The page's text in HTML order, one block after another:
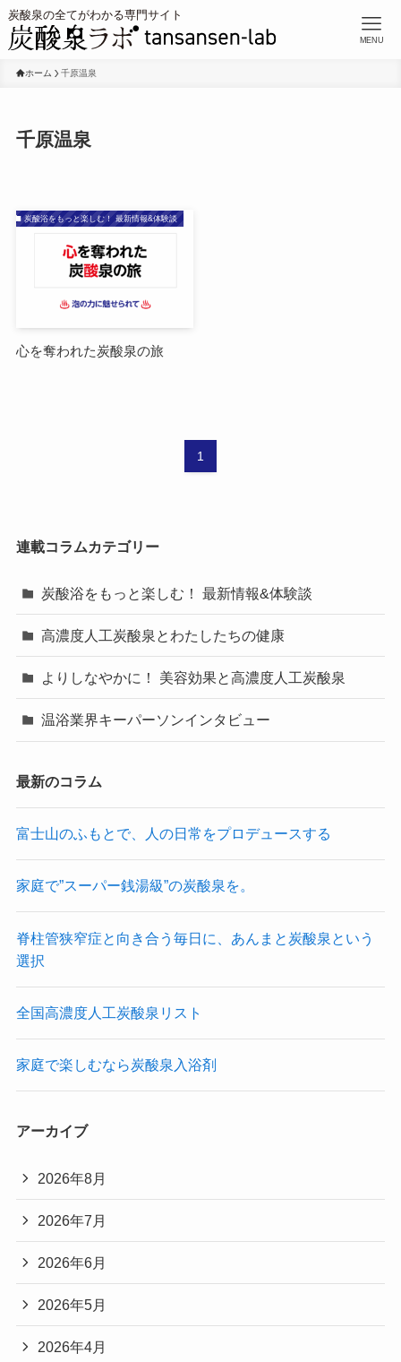
MENU
ホーム 千原温泉
千原温泉
炭酸浴をもっと楽しむ！ 最新情報&体験談
心を奪われた炭酸泉の旅
1
連載コラムカテゴリー
炭酸浴をもっと楽しむ！ 最新情報&体験談
高濃度人工炭酸泉とわたしたちの健康
よりしなやかに！ 美容効果と高濃度人工炭酸泉
温浴業界キーパーソンインタビュー
最新のコラム
富士山のふもとで、人の日常をプロデュースする
家庭で”スーパー銭湯級”の炭酸泉を。
脊柱管狭窄症と向き合う毎日に、あんまと炭酸泉という
選択
全国高濃度人工炭酸泉リスト
家庭で楽しむなら炭酸泉入浴剤
アーカイブ
2026年8月
2026年7月
2026年6月
2026年5月
2026年4月